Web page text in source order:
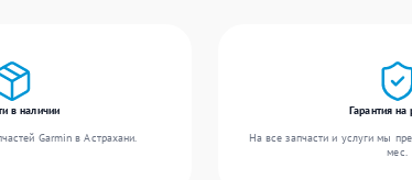
в наличии
Garmin в Астрахани.
Гарантия на
На все запчасти и услуги мы
мес.